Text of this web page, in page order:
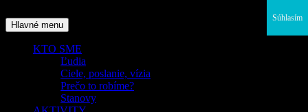
na
obsah
Hľadať
Hlavné menu
KTO SME
Ľudia
Ciele, poslanie, vízia
Prečo to robíme?
Stanovy
Súhlasím